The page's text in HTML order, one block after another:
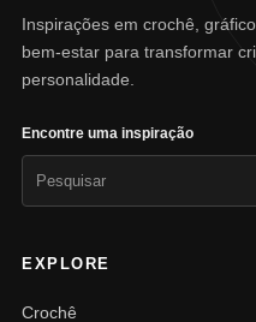
Inspirações em crochê,
bem-estar para transformar
personalidade.
Encontre uma inspiração
EXPLORE
Crochê